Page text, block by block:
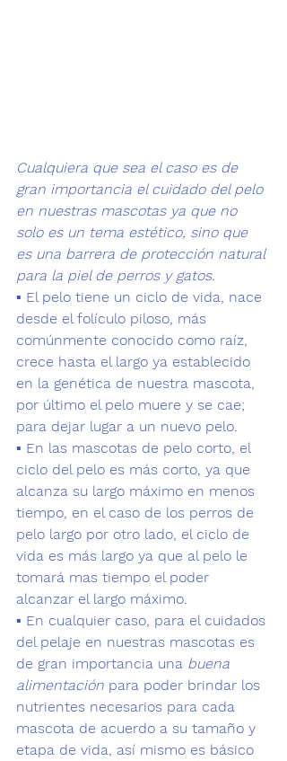
Cualquiera que sea el caso es de
gran importancia el cuidado del pelo
en nuestras mascotas ya que no
solo es un tema estético, sino que
es una barrera de protección natural
para la piel de perros y gatos.
▪️ El pelo tiene un ciclo de vida, nace
desde el folículo piloso, más
comúnmente conocido como raíz,
crece hasta el largo ya establecido
en la genética de nuestra mascota,
por último el pelo muere y se cae;
para dejar lugar a un nuevo pelo.
▪️ En las mascotas de pelo corto , el
ciclo del pelo es más corto, ya que
alcanza su largo máximo en menos
tiempo, en el caso de los perros de
pelo largo por otro lado, el ciclo de
vida es más largo ya que al pelo le
tomará mas tiempo el poder
alcanzar el largo máximo.
▪️ En cualquier caso, para el cuidados
del pelaje en nuestras mascotas es
de gran importancia una buena
alimentación para poder brindar los
nutrientes necesarios para cada
mascota de acuerdo a su tamaño y
etapa de vida, así mismo es básico